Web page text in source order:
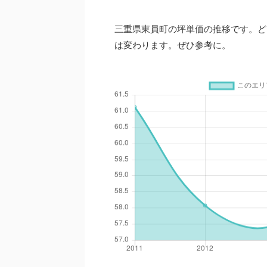
三重県東員町の坪単価の推移です。
は変わります。ぜひ参考に。